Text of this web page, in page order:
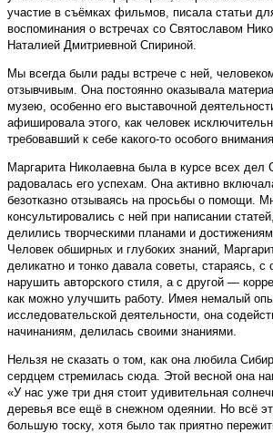
участие в съёмках фильмов, писала статьи
воспоминания о встречах со Святославом
Наталией Дмитриевной Спириной.
Мы всегда были рады встрече с ней,
отзывчивым. Она постоянно оказывала
музею, особенно его выставочной
афишировала этого, как человек
требовавший к себе какого-то особого внимания.
Маргарита Николаевна была в курсе всех дел
радовалась его успехам. Она активно
безотказно отзываясь на просьбы о помощи.
консультировались с ней при написании
делились творческими планами и
Человек обширных и глубоких знаний,
деликатно и тонко давала советы, стараясь, с
нарушить авторского стиля, а с другой —
как можно улучшить работу. Имея немалый
исследовательской деятельности, она
начинаниям, делилась своими знаниями.
Нельзя не сказать о том, как она любила
сердцем стремилась сюда. Этой весной она
«У нас уже три дня стоит удивительная
деревья все ещё в снежном одеянии. Но всё
большую тоску, хотя было так приятно